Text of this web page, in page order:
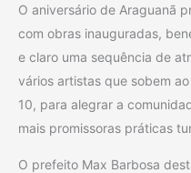
O aniversário de Araguanã
com obras inauguradas,
e claro uma sequência de
vários artistas que sobem
10, para alegrar a
mais promissoras práticas
O prefeito Max Barbosa